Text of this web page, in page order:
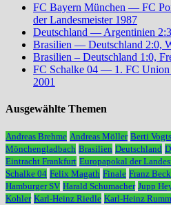
FC Bayern München — FC
der Landesmeister 1987
Deutschland — Argentinien
Brasilien — Deutschland 2:0,
Brasilien – Deutschland 1:0,
FC Schalke 04 — 1. FC
2001
Ausgewählte Themen
Andreas Brehme Andreas Möller Berti Vogts
Mönchengladbach Brasilien Deutschland
Eintracht Frankfurt Europapokal der
Schalke 04 Felix Magath Finale Franz
Hamburger SV Harald Schumacher Jupp
Kohler Karl-Heinz Riedle Karl-Heinz